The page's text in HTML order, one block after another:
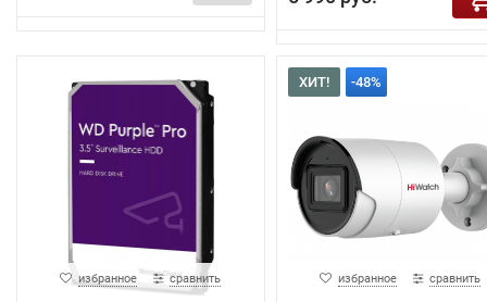
избранное сравнить
ХИТ! -48%
избранное сравнить